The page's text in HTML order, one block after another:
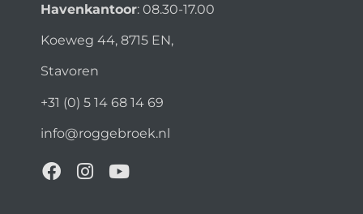
Havenkantoor: 08.30-17.00
Koeweg 44, 8715 EN,
Stavoren
+31 (0) 5 14 68 14 69
info@roggebroek.nl